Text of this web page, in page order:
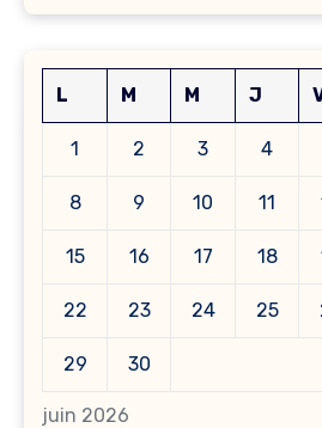
juin 2026
L M M J
1 2 3 4
8 9 10 11
15 16 17 18
22 23 24 25
29 30